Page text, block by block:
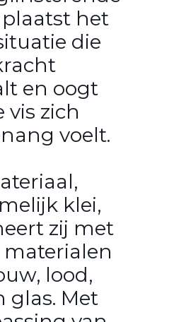
het
die
en oogt
vis zich
voelt.
klei,
zij met
lood,
glas. Met